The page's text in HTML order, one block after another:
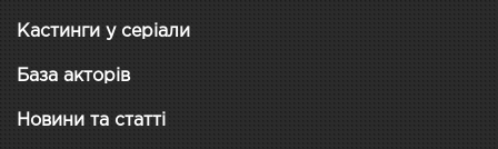
Кастинги у серіали
База акторів
Новини та статті